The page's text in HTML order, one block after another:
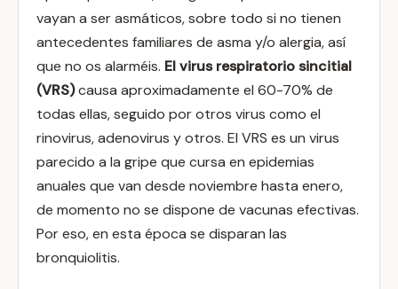
vayan a ser asmáticos, sobre todo si no tienen
antecedentes familiares de asma y/o alergia, así
que no os alarméis. El virus respiratorio sincitial
(VRS)causa aproximadamente el 60-70% de
todas ellas, seguido por otros virus como el
rinovirus, adenovirus y otros. El VRS es un virus
parecido a la gripe que cursa en epidemias
anuales que van desde noviembre hasta enero,
de momento no se dispone de vacunas efectivas.
Por eso, en esta época se disparan las
bronquiolitis.